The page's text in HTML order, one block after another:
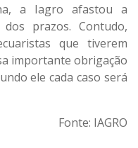
a Iagro afastou a
prazos. Contudo,
que tiverem
importante obrigação
ele cada caso será
Fonte: IAGRO